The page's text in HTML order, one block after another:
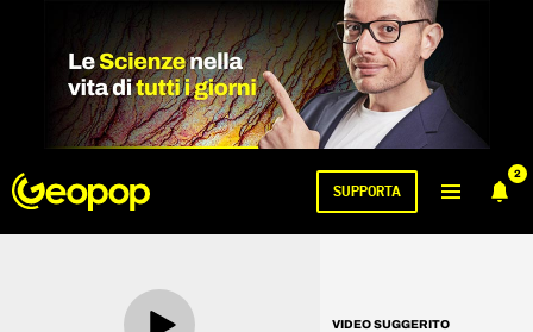
2
SUPPORTA
VIDEO SUGGERITO